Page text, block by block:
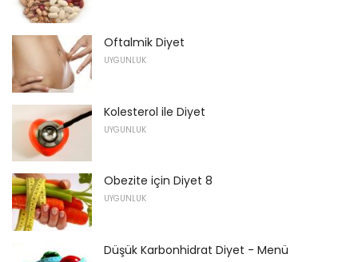
Oftalmik Diyet
UYGUNLUK
Kolesterol ile Diyet
UYGUNLUK
Obezite için Diyet 8
UYGUNLUK
Düşük Karbonhidrat Diyet - Menü